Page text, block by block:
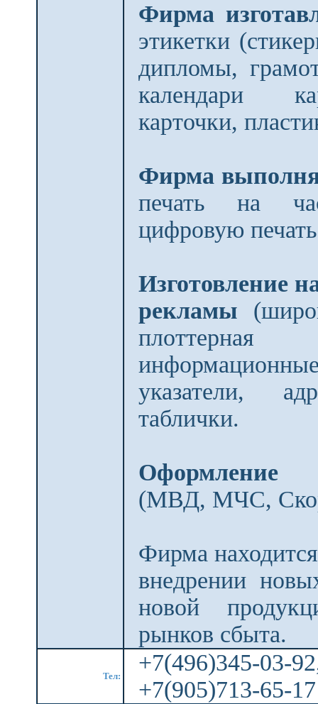
Фирма
этикетки
дипломы,
календари
карточки,
Фирма
печать на
цифровую
Изготовление
рекламы
указатели,
таблички.
Оформление
(МВД, МЧС,
Фирма
внедрении
новой
рынков сбыта.
Тел:
+7(496)345-
+7(905)713-65-